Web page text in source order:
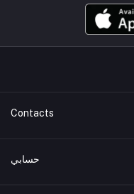
Contacts
حسابي